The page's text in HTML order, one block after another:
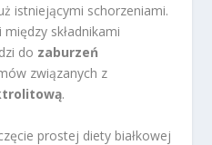
istniejącymi schorzeniami.
składnikami
do zaburzeń
związanych z
.
prostej diety białkowej